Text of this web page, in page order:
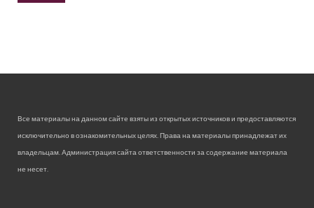
Все материалы на данном сайте взяты из открытых источников и предоставляются
исключительно в ознакомительных целях. Права на материалы принадлежат их
владельцам. Администрация сайта ответственности за содержание материала
не несет.